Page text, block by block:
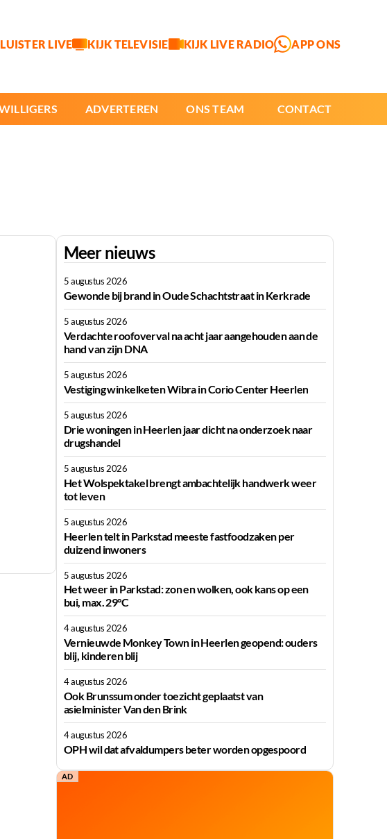
LUISTER LIVE KIJK TELEVISIE KIJK LIVE RADIO APP ONS
ADVERTEREN ONS TEAM CONTACT
Meer nieuws
5 augustus 2026
Gewonde bij brand in Oude Schachtstraat in Kerkrade
5 augustus 2026
Verdachte roofoverval na acht jaar aangehouden aan de
hand van zijn DNA
5 augustus 2026
Vestiging winkelketen Wibra in Corio Center Heerlen
5 augustus 2026
Drie woningen in Heerlen jaar dicht na onderzoek naar
drugshandel
5 augustus 2026
Het Wolspektakel brengt ambachtelijk handwerk weer
tot leven
5 augustus 2026
Heerlen telt in Parkstad meeste fastfoodzaken per
duizend inwoners
5 augustus 2026
Het weer in Parkstad: zon en wolken, ook kans op een
bui, max. 29°C
4 augustus 2026
Vernieuwde Monkey Town in Heerlen geopend: ouders
blij, kinderen blij
4 augustus 2026
Ook Brunssum onder toezicht geplaatst van
asielminister Van den Brink
4 augustus 2026
OPH wil dat afvaldumpers beter worden opgespoord
AD